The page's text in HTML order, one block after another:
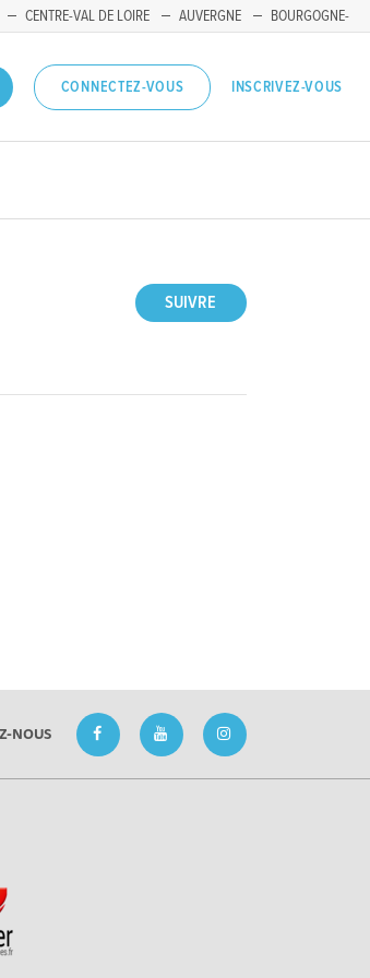
CENTRE-VAL DE LOIRE AUVERGNE
BOURGOGNE-
CONNECTEZ-VOUS INSCRIVEZ-VOUS
SUIVRE
NOUS